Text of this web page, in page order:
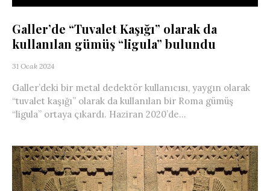
Galler’de “Tuvalet Kaşığı” olarak da
kullanılan gümüş “ligula” bulundu
31 Ocak 2024
Galler’deki bir metal dedektör kullanıcısı, yaygın olarak
“tuvalet kaşığı” olarak da kullanılan bir Roma gümüş
“ligula” ortaya çıkardı. Haziran 2020’de...